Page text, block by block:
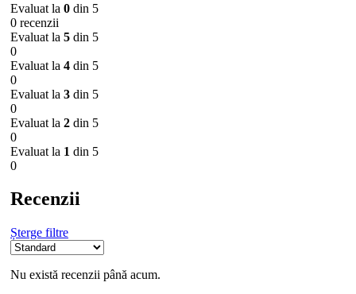
Evaluat la 0 din 5
0 recenzii
Evaluat la 5 din 5
0
Evaluat la 4 din 5
0
Evaluat la 3 din 5
0
Evaluat la 2 din 5
0
Evaluat la 1 din 5
0
Recenzii
Șterge filtre
Nu există recenzii până acum.